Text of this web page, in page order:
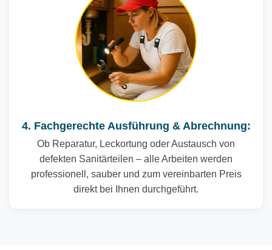
4. Fachgerechte Ausführung & Abrechnung:
Ob Reparatur, Leckortung oder Austausch von
defekten Sanitärteilen – alle Arbeiten werden
professionell, sauber und zum vereinbarten Preis
direkt bei Ihnen durchgeführt.